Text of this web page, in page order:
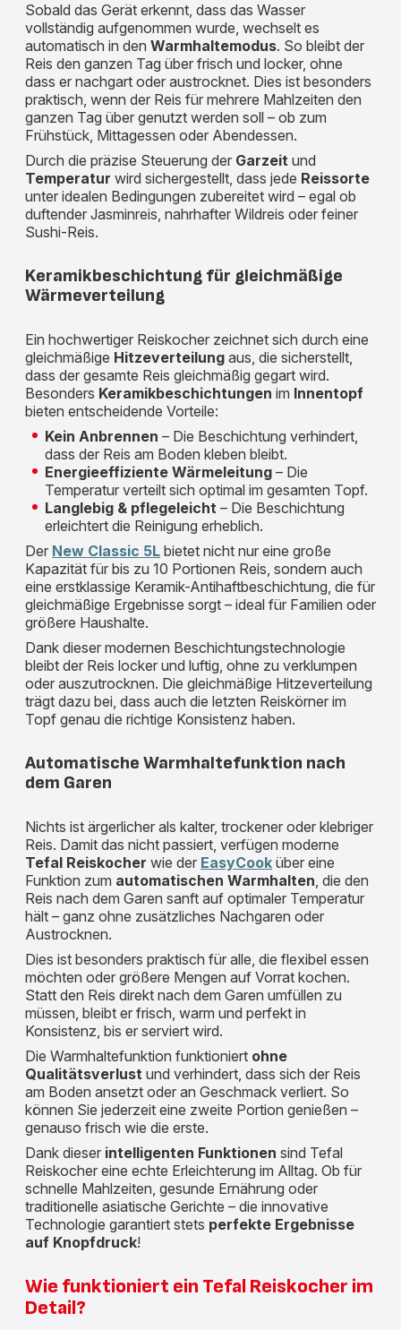
Sobald das Gerät erkennt, dass das Wasser
vollständig aufgenommen wurde, wechselt es
automatisch in den Warmhaltemodus. So bleibt der
Reis den ganzen Tag über frisch und locker, ohne
dass er nachgart oder austrocknet. Dies ist besonders
praktisch, wenn der Reis für mehrere Mahlzeiten den
ganzen Tag über genutzt werden soll – ob zum
Frühstück, Mittagessen oder Abendessen.
Durch die präzise Steuerung der Garzeit und
Temperatur wird sichergestellt, dass jede Reissorte
unter idealen Bedingungen zubereitet wird – egal ob
duftender Jasminreis, nahrhafter Wildreis oder feiner
Sushi-Reis.
Keramikbeschichtung für gleichmäßige
Wärmeverteilung
Ein hochwertiger Reiskocher zeichnet sich durch eine
gleichmäßige Hitzeverteilung aus, die sicherstellt,
dass der gesamte Reis gleichmäßig gegart wird.
Besonders Keramikbeschichtungen im Innentopf
bieten entscheidende Vorteile:
Kein Anbrennen – Die Beschichtung verhindert,
dass der Reis am Boden kleben bleibt.
Energieeffiziente Wärmeleitung – Die
Temperatur verteilt sich optimal im gesamten Topf.
Langlebig & pflegeleicht – Die Beschichtung
erleichtert die Reinigung erheblich.
Der New Classic 5L bietet nicht nur eine große
Kapazität für bis zu 10 Portionen Reis, sondern auch
eine erstklassige Keramik-Antihaftbeschichtung, die für
gleichmäßige Ergebnisse sorgt – ideal für Familien oder
größere Haushalte.
Dank dieser modernen Beschichtungstechnologie
bleibt der Reis locker und luftig, ohne zu verklumpen
oder auszutrocknen. Die gleichmäßige Hitzeverteilung
trägt dazu bei, dass auch die letzten Reiskörner im
Topf genau die richtige Konsistenz haben.
Automatische Warmhaltefunktion nach
dem Garen
Nichts ist ärgerlicher als kalter, trockener oder klebriger
Reis. Damit das nicht passiert, verfügen moderne
Tefal Reiskocher wie der EasyCook über eine
Funktion zum automatischen Warmhalten, die den
Reis nach dem Garen sanft auf optimaler Temperatur
hält – ganz ohne zusätzliches Nachgaren oder
Austrocknen.
Dies ist besonders praktisch für alle, die flexibel essen
möchten oder größere Mengen auf Vorrat kochen.
Statt den Reis direkt nach dem Garen umfüllen zu
müssen, bleibt er frisch, warm und perfekt in
Konsistenz, bis er serviert wird.
Die Warmhaltefunktion funktioniert ohne
Qualitätsverlust und verhindert, dass sich der Reis
am Boden ansetzt oder an Geschmack verliert. So
können Sie jederzeit eine zweite Portion genießen –
genauso frisch wie die erste.
Dank dieser intelligenten Funktionen sind Tefal
Reiskocher eine echte Erleichterung im Alltag. Ob für
schnelle Mahlzeiten, gesunde Ernährung oder
traditionelle asiatische Gerichte – die innovative
Technologie garantiert stets perfekte Ergebnisse
auf Knopfdruck!
Wie funktioniert ein Tefal Reiskocher im
Detail?